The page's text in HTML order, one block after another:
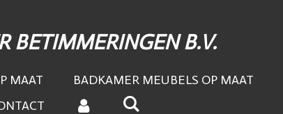
BETIMMERINGENB.V.
MAAT BADKAMER MEUBELS OP MAAT